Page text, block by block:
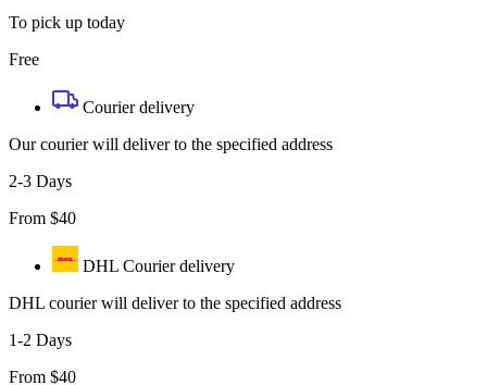
To pick up today
Free
Courier delivery
Our courier will deliver to the specified address
2-3 Days
From $40
DHL Courier delivery
DHL courier will deliver to the specified address
1-2 Days
From $40